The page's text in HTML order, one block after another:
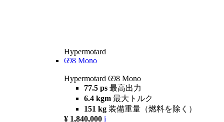
Hypermotard
698 Mono
Hypermotard 698 Mono
77.5 ps 最高出力
6.4 kgm 最大トルク
151 kg 装備重量（燃料を除く）
¥ 1,840,000 i